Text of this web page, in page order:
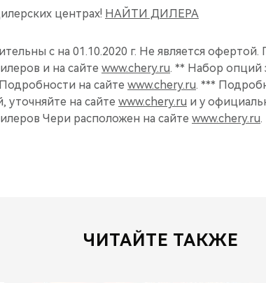
центрах! НАЙТИ ДИЛЕРА
с на 01.10.2020 г. Не является
и на сайте www.chery.ru. ** Набор опций
на сайте www.chery.ru. ***
уточняйте на сайте www.chery.ru и у
Чери расположен на сайте www.chery.ru.
ЧИТАЙТЕ ТАКЖЕ